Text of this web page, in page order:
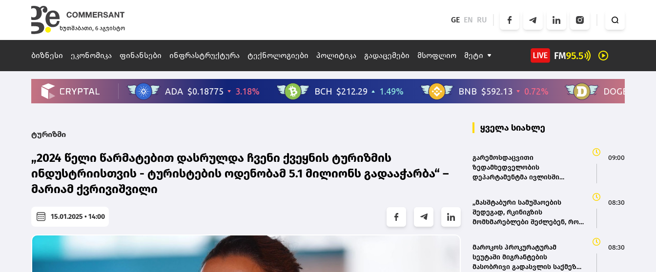
ხუთშაბათი, 6 აგვისტო
GE EN RU
ბიზნესი ეკონომიკა ფინანსები ინფრასტრუქტურა ტექნოლოგიები პოლიტიკა გადაცემები მსოფლიო მეტი
ტურიზმი
„2024 წელი წარმატებით დასრულდა ჩვენი ქვეყნის ტურიზმის
ინდუსტრიისთვის - ტურისტების ოდენობამ 5.1 მილიონს გადააჭარბა“ –
მარიამ ქვრივიშვილი
15.01.2025 • 14:00
ყველა სიახლე
გარემოსდაცვითი
ზედამხედველობის
დეპარტამენტმა ივლისში
09:00
,,მასშტაბური სამუშაოების
შედეგად, რკინიგზის
მომხმარებლები შეძლებენ, რომ
08:30
მაროკოს პროკურატურამ
სეუტაში მიგრანტების
მასობრივი გადასვლის საქმეზე
08:30